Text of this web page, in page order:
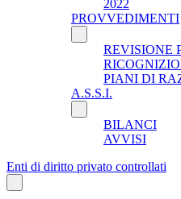
2022
PROVVEDIMENTI
REVISIONE
PIANI DI
A.S.S.I.
BILANCI
AVVISI
Enti di diritto privato controllati